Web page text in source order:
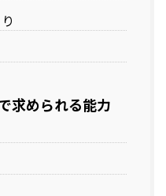
求められる能力